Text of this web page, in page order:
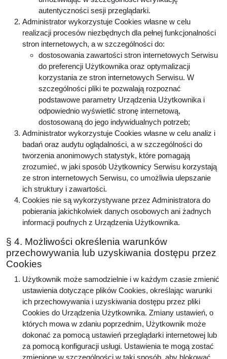
autentyczności sesji przeglądarki.
Administrator wykorzystuje Cookies własne w celu
realizacji procesów niezbędnych dla pełnej funkcjonalności
stron internetowych, a w szczególności do:
dostosowania zawartości stron internetowych Serwisu
do preferencji Użytkownika oraz optymalizacji
korzystania ze stron internetowych Serwisu. W
szczególności pliki te pozwalają rozpoznać
podstawowe parametry Urządzenia Użytkownika i
odpowiednio wyświetlić stronę internetową,
dostosowaną do jego indywidualnych potrzeb;
Administrator wykorzystuje Cookies własne w celu analiz i
badań oraz audytu oglądalności, a w szczególności do
tworzenia anonimowych statystyk, które pomagają
zrozumieć, w jaki sposób Użytkownicy Serwisu korzystają
ze stron internetowych Serwisu, co umożliwia ulepszanie
ich struktury i zawartości.
Cookies nie są wykorzystywane przez Administratora do
pobierania jakichkolwiek danych osobowych ani żadnych
informacji poufnych z Urządzenia Użytkownika.
§ 4. Możliwości określenia warunków
przechowywania lub uzyskiwania dostępu przez
Cookies
Użytkownik może samodzielnie i w każdym czasie zmienić
ustawienia dotyczące plików Cookies, określając warunki
ich przechowywania i uzyskiwania dostępu przez pliki
Cookies do Urządzenia Użytkownika. Zmiany ustawień, o
których mowa w zdaniu poprzednim, Użytkownik może
dokonać za pomocą ustawień przeglądarki internetowej lub
za pomocą konfiguracji usługi. Ustawienia te mogą zostać
zmienione w szczególności w taki sposób, aby blokować